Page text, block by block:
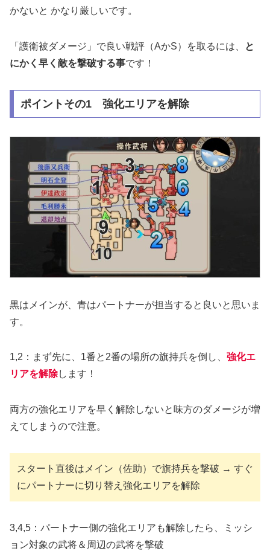
かないと かなり厳しいです。
「護衛被ダメージ」で良い戦評（AかS）を取るには、
と
にかく早く敵を撃破する事です！
ポイントその1 強化エリアを解除
黒はメインが、青はパートナーが担当すると良いと思いま
す。
1,2：まず先に、1番と2番の場所の旗持兵を倒し、 強化エ
リアを解除します！
両方の強化エリアを早く解除しないと味方のダメージが増
えてしまうので注意。
スタート直後はメイン（佐助）で旗持兵を撃破 → すぐ
にパートナーに切り替え強化エリアを解除
3,4,5：パートナー側の強化エリアも解除したら、ミッシ
ョン対象の武将＆周辺の武将を撃破